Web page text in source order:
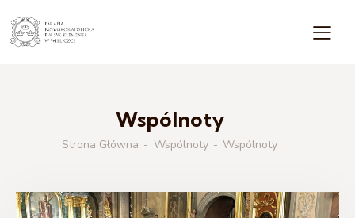
Wspólnoty
Strona Główna Wspólnoty Wspólnoty